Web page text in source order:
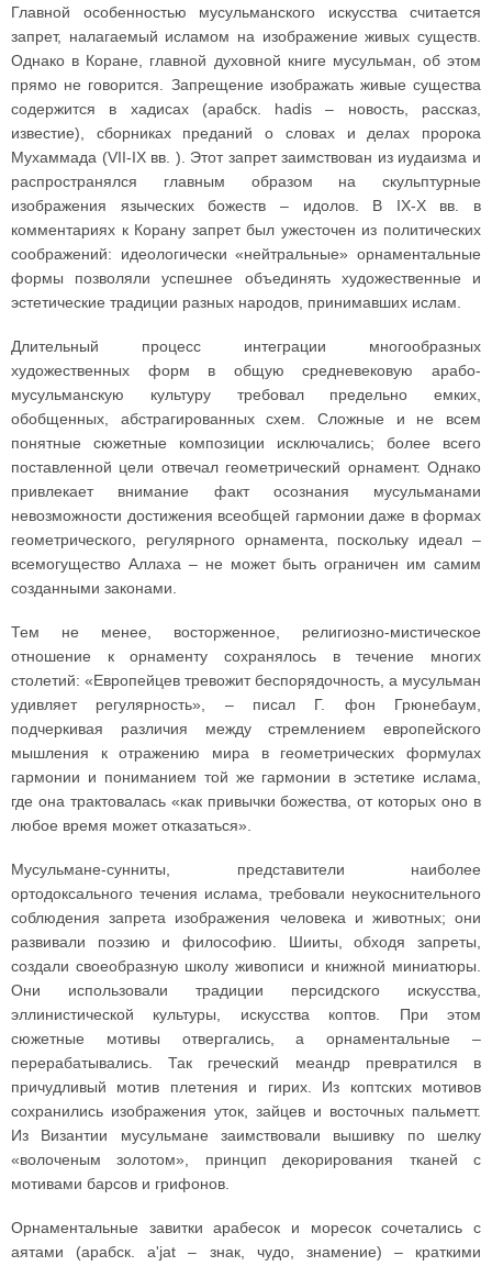
Главной особенностью мусульманского искусства считается
запрет, налагаемый исламом на изображение живых существ.
Однако в Коране, главной духовной книге мусульман, об этом
прямо не говорится. Запрещение изображать живые существа
содержится в хадисах (арабск. hadis – новость, рассказ,
известие), сборниках преданий о словах и делах пророка
Мухаммада (VII-IX вв. ). Этот запрет заимствован из иудаизма и
распространялся главным образом на скульптурные
изображения языческих божеств – идолов. В IX-X вв. в
комментариях к Корану запрет был ужесточен из политических
соображений: идеологически «нейтральные» орнаментальные
формы позволяли успешнее объединять художественные и
эстетические традиции разных народов, принимавших ислам.
Длительный процесс интеграции многообразных
художественных форм в общую средневековую арабо-
мусульманскую культуру требовал предельно емких,
обобщенных, абстрагированных схем. Сложные и не всем
понятные сюжетные композиции исключались; более всего
поставленной цели отвечал геометрический орнамент. Однако
привлекает внимание факт осознания мусульманами
невозможности достижения всеобщей гармонии даже в формах
геометрического, регулярного орнамента, поскольку идеал –
всемогущество Аллаха – не может быть ограничен им самим
созданными законами.
Тем не менее, восторженное, религиозно-мистическое
отношение к орнаменту сохранялось в течение многих
столетий: «Европейцев тревожит беспорядочность, а мусульман
удивляет регулярность», – писал Г. фон Грюнебаум,
подчеркивая различия между стремлением европейского
мышления к отражению мира в геометрических формулах
гармонии и пониманием той же гармонии в эстетике ислама,
где она трактовалась «как привычки божества, от которых оно в
любое время может отказаться».
Мусульмане-сунниты, представители наиболее
ортодоксального течения ислама, требовали неукоснительного
соблюдения запрета изображения человека и животных; они
развивали поэзию и философию. Шииты, обходя запреты,
создали своеобразную школу живописи и книжной миниатюры.
Они использовали традиции персидского искусства,
эллинистической культуры, искусства коптов. При этом
сюжетные мотивы отвергались, а орнаментальные –
перерабатывались. Так греческий меандр превратился в
причудливый мотив плетения и гирих. Из коптских мотивов
сохранились изображения уток, зайцев и восточных пальметт.
Из Византии мусульмане заимствовали вышивку по шелку
«волоченым золотом», принцип декорирования тканей с
мотивами барсов и грифонов.
Орнаментальные завитки арабесок и моресок сочетались с
аятами (арабск. a'jat – знак, чудо, знамение) – краткими